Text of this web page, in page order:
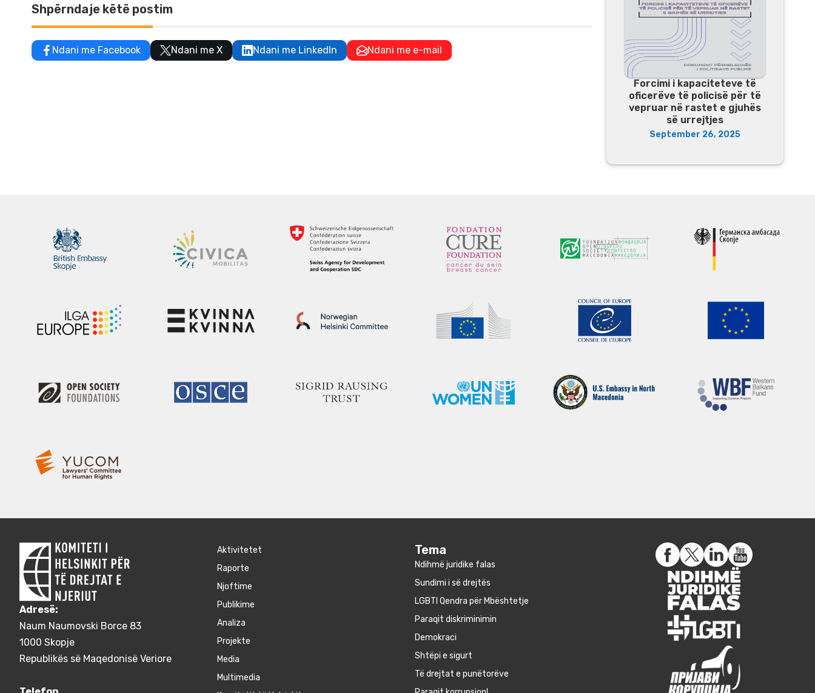
Shpërndaje këtë postim
Ndani me Facebook Ndani me X Ndani me LinkedIn Ndani me e-mail
Forcimi i kapaciteteve të
oficerëve të policisë për të
vepruar në rastet e gjuhës
së urrejtjes
September 26, 2025
Adresë:
Naum Naumovski Borce 83
1000 Skopje
Republikës së Maqedonisë Veriore
Aktivitetet
Raporte
Njoftime
Publikime
Аnaliza
Projekte
Media
Multimedia
Tema
Ndihmë juridike falas
Sundimi i së drejtës
LGBTI Qendra për Mbështetje
Paraqit diskriminimin
Demokraci
Shtëpi e sigurt
Të drejtat e punëtorëve